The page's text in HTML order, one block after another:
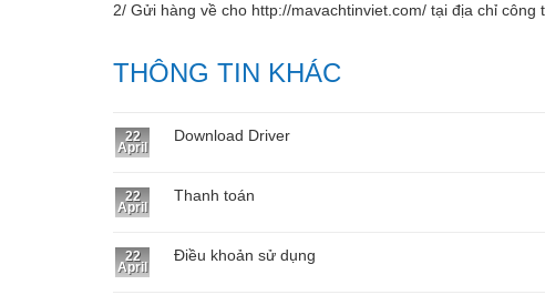
2/ Gửi hàng về cho http://mavachtinviet.com/ tại địa chỉ công
THÔNG TIN KHÁC
22
April
Download Driver
22
April
Thanh toán
22
April
Điều khoản sử dụng